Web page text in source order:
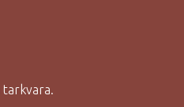
tarkvara.